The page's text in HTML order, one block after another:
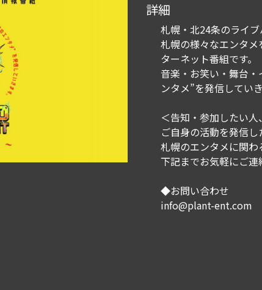
詳細
札幌・北24条のライブ
札幌の様々なエンタ
ターネット番組です。
音楽・お笑い・舞台
ンタメ”を発信していき
＜告知・参加したい
ご自身の活動を発信し
札幌のエンタメに関わ
下記までお気軽にご連
◆お問い合わせ
info@plant-ent.com